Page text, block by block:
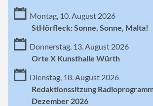
Montag, 10. August 2026
StHörfleck: Sonne, Sonne, Malta!
Donnerstag, 13. August 2026
Orte X Kunsthalle Würth
Dienstag, 18. August 2026
Redaktionssitzung
Dezember 2026